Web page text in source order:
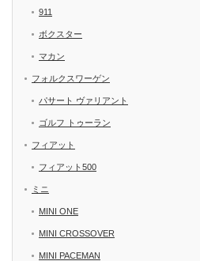
911
ボクスター
マカン
フォルクスワーゲン
パサート ヴァリアント
ゴルフ トゥーラン
フィアット
フィアット500
ミニ
MINI ONE
MINI CROSSOVER
MINI PACEMAN